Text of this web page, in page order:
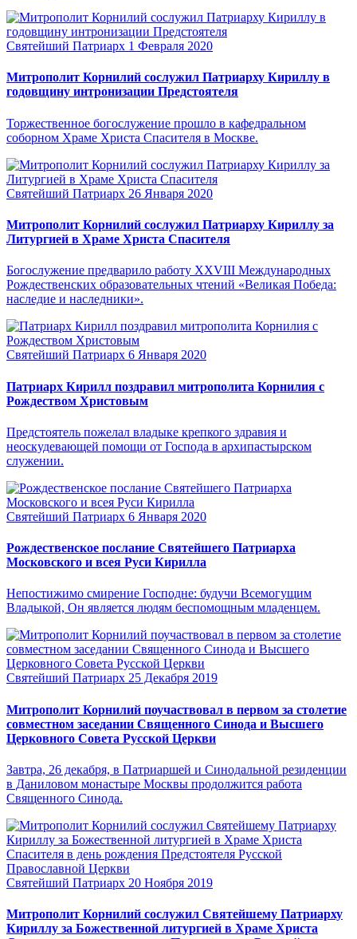
Святейший Патриарх 1 Февраля 2020
Митрополит Корнилий сослужил Патриарху Кириллу в
годовщину интронизации Предстоятеля
Торжественное богослужение прошло в кафедральном
соборном Храме Христа Спасителя в Москве.
Святейший Патриарх 26 Января 2020
Митрополит Корнилий сослужил Патриарху Кириллу за
Литургией в Храме Христа Спасителя
Богослужение предварило работу XXVIII Международных
Рождественских образовательных чтений «Великая Победа:
наследие и наследники».
Святейший Патриарх 6 Января 2020
Патриарх Кирилл поздравил митрополита Корнилия с
Рождеством Христовым
Предстоятель пожелал владыке крепкого здравия и
неоскудевающей помощи от Господа в архипастырском
служении.
Святейший Патриарх 6 Января 2020
Рождественское послание Святейшего Патриарха
Московского и всея Руси Кирилла
Непостижимо смирение Господне: будучи Всемогущим
Владыкой, Он является людям беспомощным младенцем.
Святейший Патриарх 25 Декабря 2019
Митрополит Корнилий поучаствовал в первом за столетие
совместном заседании Священного Синода и Высшего
Церковного Совета Русской Церкви
Завтра, 26 декабря, в Патриаршей и Синодальной резиденции
в Даниловом монастыре Москвы продолжится работа
Священного Синода.
Святейший Патриарх 20 Ноября 2019
Митрополит Корнилий сослужил Святейшему Патриарху
Кириллу за Божественной литургией в Храме Христа